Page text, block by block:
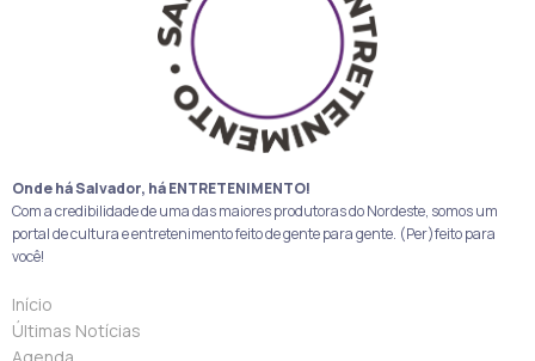
Onde há Salvador, há ENTRETENIMENTO!
Com a credibilidade de uma das maiores produtoras do Nordeste, somos um
portal de cultura e entretenimento feito de gente para gente. (Per)feito para
você!
Início
Últimas Notícias